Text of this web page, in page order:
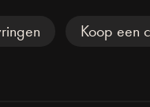
Koop een